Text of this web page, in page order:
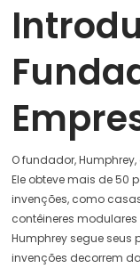
O fundador,
Ele obteve mais de 50
invenções, como
contêineres
Humphrey segue seus
invenções decorrem